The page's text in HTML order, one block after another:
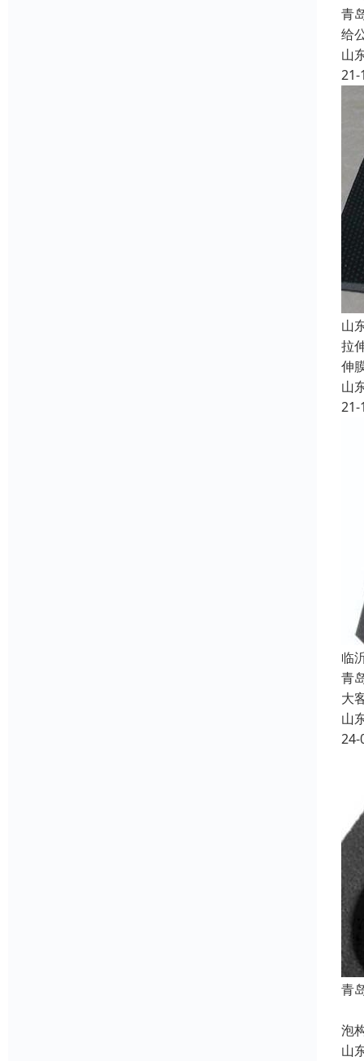
青
给
山
21-
山
拉
伸
山
21-
临
青
大
山
24-
青
泡
山